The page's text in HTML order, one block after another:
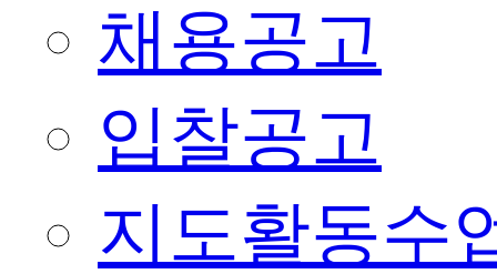
채용공고
입찰공고
지도활동수